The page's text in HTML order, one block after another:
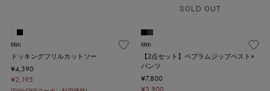
fifth
ドッキングフリルカットソー
¥4,390
¥2,195
SOLD OUT
fifth
【2点セット】ペプラムジップベスト×
パンツ
¥7,800